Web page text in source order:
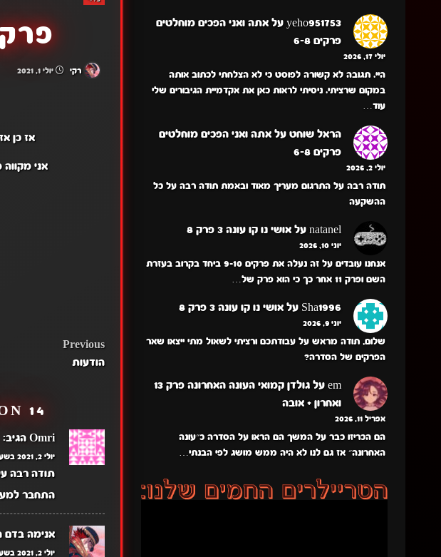
רקי יולי 1, 2021
אז כן
אני
POST
Previous
הודעות
14 THOUGHTS ON “
Omri הגיב:
יולי 2, 2021 בשעה 10:27 am
תודה רבה
התחבר
אנימה בדם
יולי 2, 2021 בשעה 1:24 pm
yeho951753 עלאתה ואני הפכים מוחלטים
פרקים 6-8
יולי 17, 2026
היי. תגובה לא קשורה לפוסט כי לא הצלחתי לכתוב אותה
במקום שרציתי. ניסיתי לראות כאן את אקדמיית הגיבורים שלי
עוד…
הראל שוחט עלאתה ואני הפכים מוחלטים
פרקים 6-8
יולי 2, 2026
תודה רבה על התרגום מעריך מאוד ובאמת תודה רבה על כל
ההשקעה
natanel עלאושי נו קו עונה 3 פרק 8
יוני 10, 2026
אנחנו עובדים על זה נעלה את פרקים 9-10 ביחד בקרוב בעזרת
השם ופרק 11 אחר כך כי הוא פרק של…
Sha1996 עלאושי נו קו עונה 3 פרק 8
יוני 9, 2026
שלום, תודה מראש על עבודתכם ורציתי לשאול מתי ייצאו שאר
הפרקים של הסדרה?
em על
גולדן קמואי העונה האחרונה פרק 13
ואחרון + אובה
אפריל 11, 2026
הם הכריזו כבר על המשך הם הראו על הסדרה כ״עונה
האחרונה״ אז גם לנו לא היה ממש מושג לפי הבנתי…